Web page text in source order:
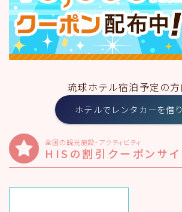
琉球ホテル宿泊予定の
ホテルでレンタカーを借
全国の観光施設・アクティビティ
HISの割引クーポンサイ